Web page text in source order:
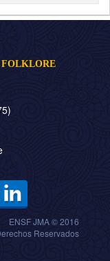
FOLKLORE
ENSF JMA © 2016
Reservados